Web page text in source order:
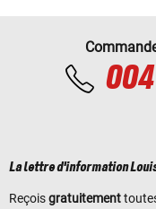
La lettre d'information
Reçoisgratuitement